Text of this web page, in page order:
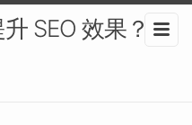
SEO 效果？-